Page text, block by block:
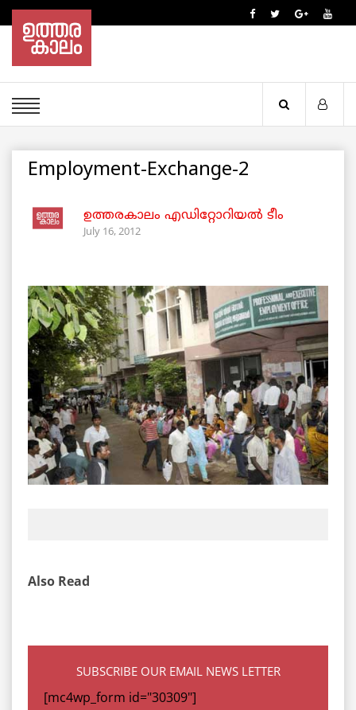
Employment-Exchange-2
ഉത്തരകാലം എഡിറ്റോറിയല്‍ ടീം
July 16, 2012
Also Read
SUBSCRIBE OUR EMAIL NEWS LETTER
[mc4wp_form id="30309"]